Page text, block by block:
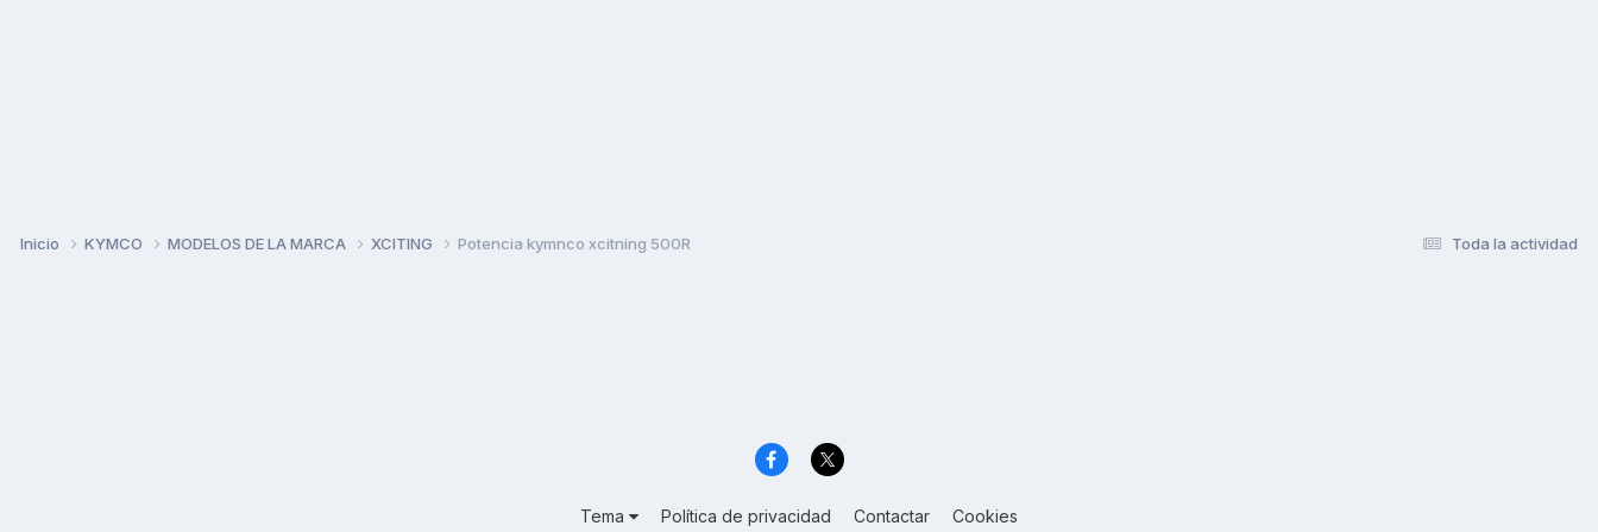
Toda la actividad
Inicio KYMCO MODELOS DE LA MARCA XCITING Potencia kymnco xcitning 500R
Tema Política de privacidad Contactar Cookies